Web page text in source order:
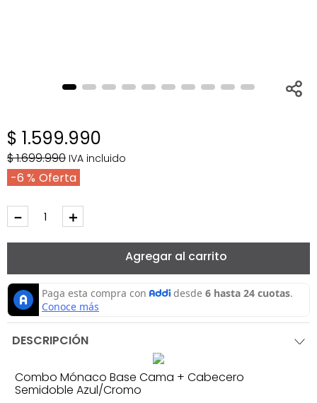
$ 1.599.990
$1.699.990 IVA incluido
6 %
＋
－
Agregar al carrito
DESCRIPCIÓN
Combo Mónaco Base Cama + Cabecero
Semidoble Azul/Cromo